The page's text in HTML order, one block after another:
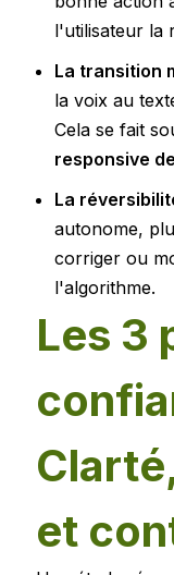
l'utilisateur la
La transition
la voix au
Cela se fait
responsive
La
autonome,
corriger ou
l'algorithme.
Les 3
et